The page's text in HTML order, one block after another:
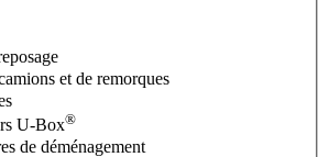
et de remorques
U-Box®
de déménagement